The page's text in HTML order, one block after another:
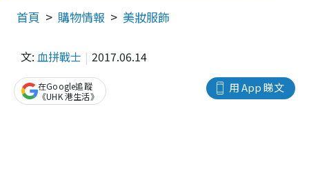
首頁 購物情報 美妝服飾
文: 血拼戰士 2017.06.14
用 App 睇文
在Google追蹤
《UHK 港生活》